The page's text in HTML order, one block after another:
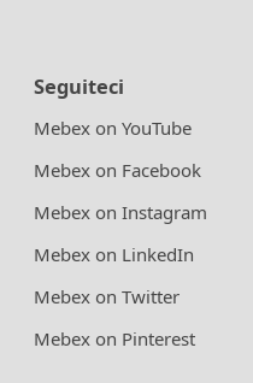
Seguiteci
Mebex on YouTube
Mebex on Facebook
Mebex on Instagram
Mebex on LinkedIn
Mebex on Twitter
Mebex on Pinterest